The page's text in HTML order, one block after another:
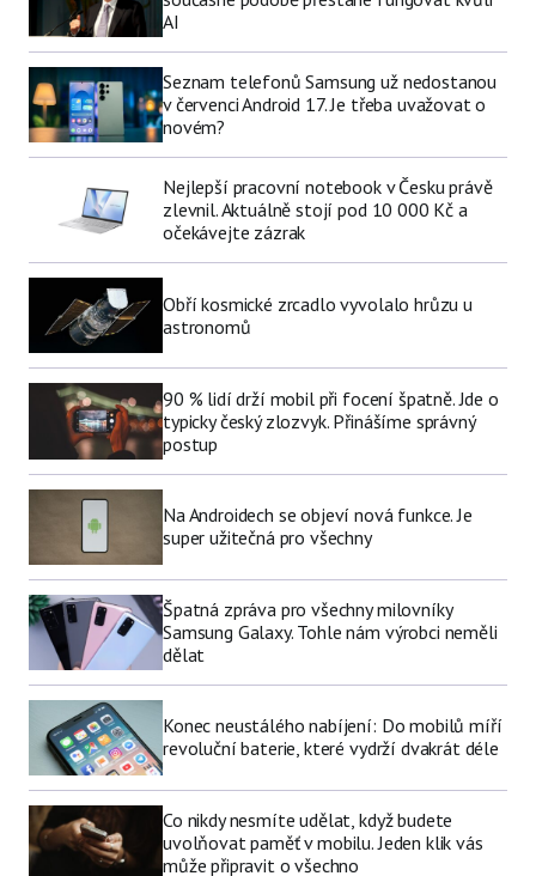
AI
Seznam telefonů Samsung už nedostanou
v červenci Android 17. Je třeba uvažovat o
novém?
Nejlepší pracovní notebook v Česku právě
zlevnil. Aktuálně stojí pod 10 000 Kč a
očekávejte zázrak
Obří kosmické zrcadlo vyvolalo hrůzu u
astronomů
90 % lidí drží mobil při focení špatně. Jde o
typicky český zlozvyk. Přinášíme správný
postup
Na Androidech se objeví nová funkce. Je
super užitečná pro všechny
Špatná zpráva pro všechny milovníky
Samsung Galaxy. Tohle nám výrobci neměli
dělat
Konec neustálého nabíjení: Do mobilů míří
revoluční baterie, které vydrží dvakrát déle
Co nikdy nesmíte udělat, když budete
uvolňovat paměť v mobilu. Jeden klik vás
může připravit o všechno